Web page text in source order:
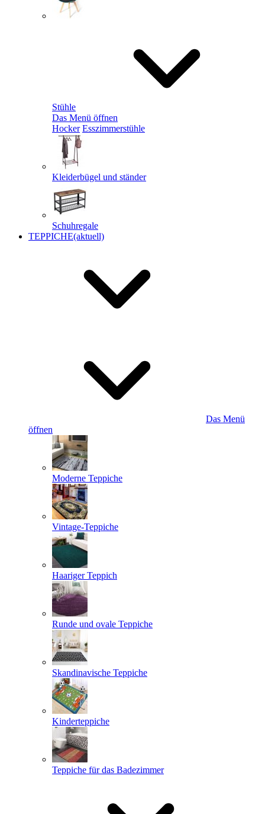
Stühle
Das Menü öffnen
Hocker Esszimmerstühle
Kleiderbügel und ständer
Schuhregale
TEPPICHE(aktuell)
Das Menü
öffnen
Moderne Teppiche
Vintage-Teppiche
Haariger Teppich
Runde und ovale Teppiche
Skandinavische Teppiche
Kinderteppiche
Teppiche für das Badezimmer